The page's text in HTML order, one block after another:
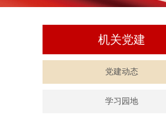
机关党建
党建动态
学习园地